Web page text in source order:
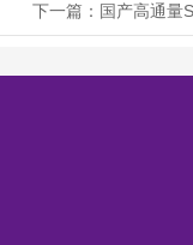
下一篇： 国产高通量